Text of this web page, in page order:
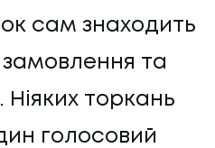
сам знаходить
та
торкань
голосовий
НАМ